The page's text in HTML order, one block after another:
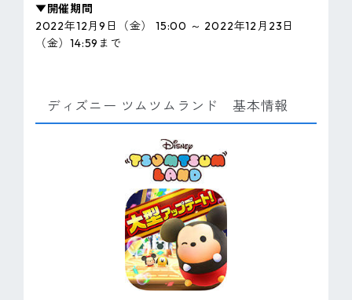
▼開催期間
2022年12月9日（金） 15:00 ～ 2022年12月23日
（金）14:59まで
ディズニー ツムツムランド 基本情報